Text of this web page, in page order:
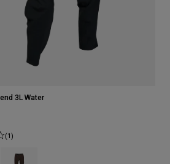
3L Water
(1)
type of Preto.
Product swatch type of Castanho de cacau.